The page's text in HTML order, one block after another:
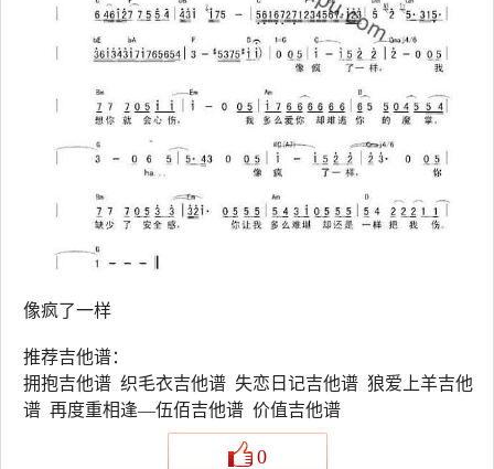
像疯了一样
推荐吉他谱：
拥抱吉他谱 织毛衣吉他谱 失恋日记吉他谱 狼爱上羊吉他
谱 再度重相逢—伍佰吉他谱 价值吉他谱
0